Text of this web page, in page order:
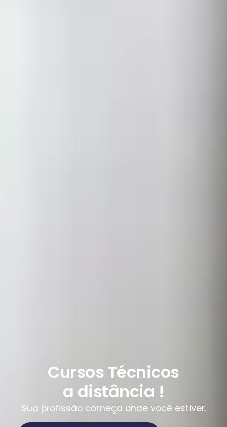
Cursos Técnicos
a distância !
Sua profissão começa onde você estiver.